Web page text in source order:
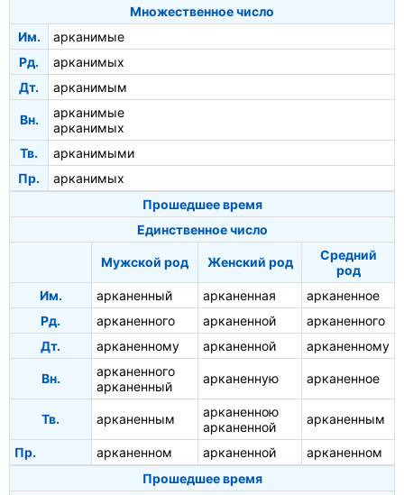
Множественное число
Им.
арканимые
Рд.
арканимых
Дт.
арканимым
Вн.
арканимые
арканимых
Тв.
арканимыми
Пр.
арканимых
Прошедшее время
Единственное число
Мужской род Женский род
Средний
род
Им.
арканенный арканенная
арканенное
Рд.
арканенного арканенной
арканенного
Дт.
арканенному арканенной арканенному
Вн.
арканенного
арканенный
арканенную арканенное
Тв. арканенным
арканенною
арканенной
арканенным
Пр. арканенном арканенной
арканенном
Прошедшее время